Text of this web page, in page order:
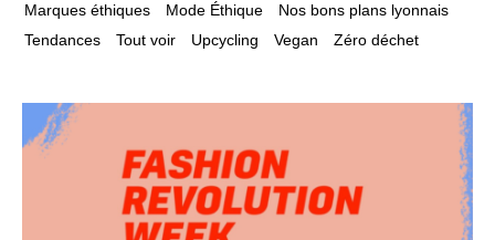
Marques éthiques
Mode Éthique
Nos bons plans lyonnais
Tendances
Tout voir Upcycling Vegan Zéro déchet